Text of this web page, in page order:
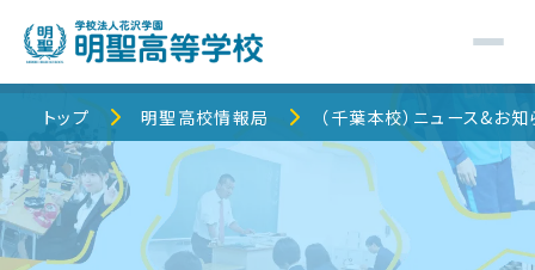
トップ
明聖高校について
明聖でのキャンパスライフ
トップ 明聖高校情報局 （千葉本校）ニュース&お知